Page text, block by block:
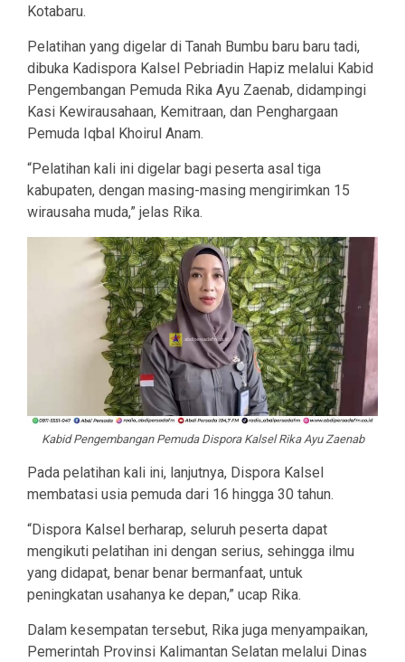
Kotabaru.
Pelatihan yang digelar di Tanah Bumbu baru baru tadi,
dibuka Kadispora Kalsel Pebriadin Hapiz melalui Kabid
Pengembangan Pemuda Rika Ayu Zaenab, didampingi
Kasi Kewirausahaan, Kemitraan, dan Penghargaan
Pemuda Iqbal Khoirul Anam.
“Pelatihan kali ini digelar bagi peserta asal tiga
kabupaten, dengan masing-masing mengirimkan 15
wirausaha muda,” jelas Rika.
Kabid Pengembangan Pemuda Dispora Kalsel Rika Ayu Zaenab
Pada pelatihan kali ini, lanjutnya, Dispora Kalsel
membatasi usia pemuda dari 16 hingga 30 tahun.
“Dispora Kalsel berharap, seluruh peserta dapat
mengikuti pelatihan ini dengan serius, sehingga ilmu
yang didapat, benar benar bermanfaat, untuk
peningkatan usahanya ke depan,” ucap Rika.
Dalam kesempatan tersebut, Rika juga menyampaikan,
Pemerintah Provinsi Kalimantan Selatan melalui Dinas